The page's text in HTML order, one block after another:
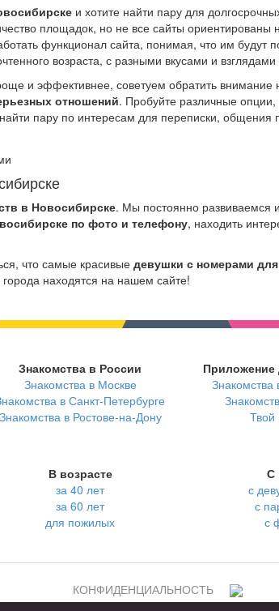
и хотите найти пару для
площадок, но не все сайты ориентированы
функционал сайта, понимая, что им будут
возраста, с разными вкусами и взглядами
и эффективнее, советуем обратить внимание
отношений. Пробуйте различные опции,
пару по интересам для переписки, общения
в Новосибирске. Мы постоянно развиваемся
по фото и телефону, находить
что самые красивые девушки с номерами для
находятся на нашем сайте!
Знакомства в России
Знакомства в Москве
в Санкт-Петербурге
Знакомства в Ростове-на-Дону
Приложение
Знакомства
Твой
В возрасте
за 40 лет
за 60 лет
для пожилых
С
с
с
с
КОНФИДЕНЦИАЛЬНОСТЬ